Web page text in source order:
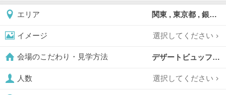
エリア 関東 , 東京都 , 銀座
イメージ 選択してください
会場のこだわり・見学方法 デザートビュッフェ対応可,
人数 選択してください